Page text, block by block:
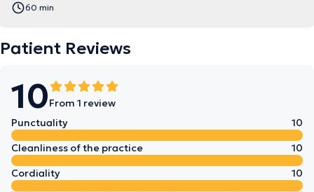
60 min
Patient Reviews
10From 1 review
Punctuality
10
Cleanliness of the practice
10
Cordiality
10